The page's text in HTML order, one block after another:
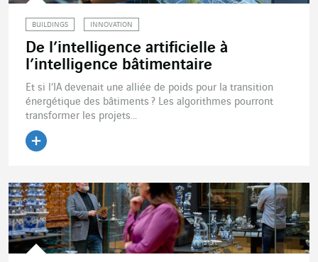
BUILDINGS INNOVATION
De l’intelligence artificielle à
l’intelligence bâtimentaire
Et si l’IA devenait une alliée de poids pour la transition
énergétique des bâtiments ? Les algorithmes pourront
transformer les projets...